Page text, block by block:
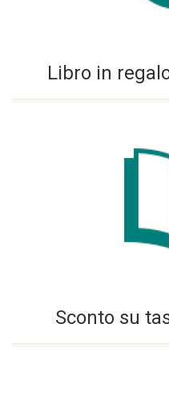
Libro in
Sconto su